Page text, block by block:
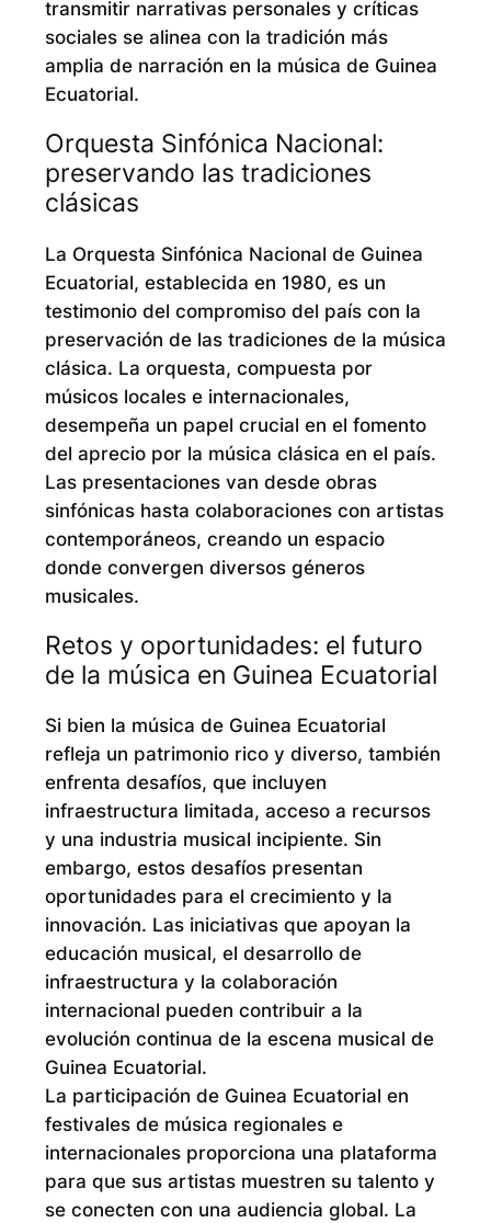
transmitir narrativas personales y críticas
sociales se alinea con la tradición más
amplia de narración en la música de Guinea
Ecuatorial.
Orquesta Sinfónica Nacional:
preservando las tradiciones
clásicas
La Orquesta Sinfónica Nacional de Guinea
Ecuatorial, establecida en 1980, es un
testimonio del compromiso del país con la
preservación de las tradiciones de la música
clásica. La orquesta, compuesta por
músicos locales e internacionales,
desempeña un papel crucial en el fomento
del aprecio por la música clásica en el país.
Las presentaciones van desde obras
sinfónicas hasta colaboraciones con artistas
contemporáneos, creando un espacio
donde convergen diversos géneros
musicales.
Retos y oportunidades: el futuro
de la música en Guinea Ecuatorial
Si bien la música de Guinea Ecuatorial
refleja un patrimonio rico y diverso, también
enfrenta desafíos, que incluyen
infraestructura limitada, acceso a recursos
y una industria musical incipiente. Sin
embargo, estos desafíos presentan
oportunidades para el crecimiento y la
innovación. Las iniciativas que apoyan la
educación musical, el desarrollo de
infraestructura y la colaboración
internacional pueden contribuir a la
evolución continua de la escena musical de
Guinea Ecuatorial.
La participación de Guinea Ecuatorial en
festivales de música regionales e
internacionales proporciona una plataforma
para que sus artistas muestren su talento y
se conecten con una audiencia global. La